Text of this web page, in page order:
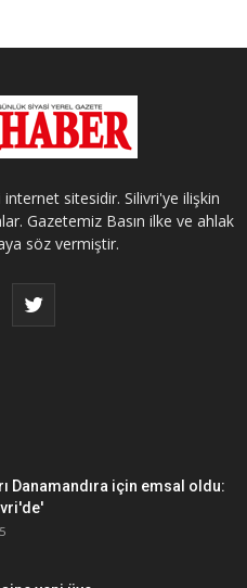
sitesidir. Silivri'ye ilişkin
Gazetemiz Basın ilke ve ahlak
söz vermiştir.
Danamandıra için emsal oldu: